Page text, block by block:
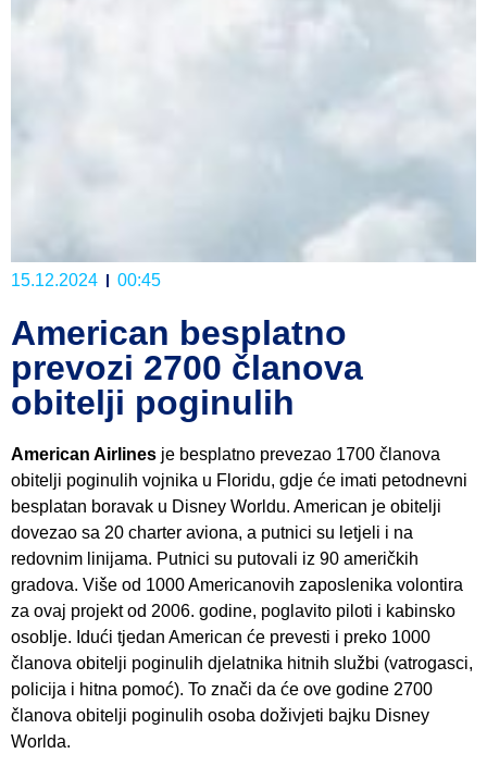
15.12.2024 00:45
American besplatno
prevozi 2700 članova
obitelji poginulih
American Airlines je besplatno prevezao 1700 članova
obitelji poginulih vojnika u Floridu, gdje će imati petodnevni
besplatan boravak u Disney Worldu. American je obitelji
dovezao sa 20 charter aviona, a putnici su letjeli i na
redovnim linijama. Putnici su putovali iz 90 američkih
gradova. Više od 1000 Americanovih zaposlenika volontira
za ovaj projekt od 2006. godine, poglavito piloti i kabinsko
osoblje. Idući tjedan American će prevesti i preko 1000
članova obitelji poginulih djelatnika hitnih službi (vatrogasci,
policija i hitna pomoć). To znači da će ove godine 2700
članova obitelji poginulih osoba doživjeti bajku Disney
Worlda.